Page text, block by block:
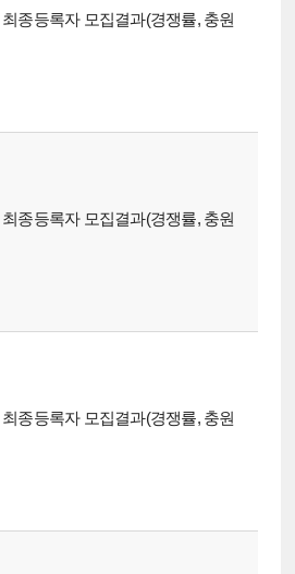
종등록자 모집결과(경쟁률, 충원
종등록자 모집결과(경쟁률, 충원
종등록자 모집결과(경쟁률, 충원